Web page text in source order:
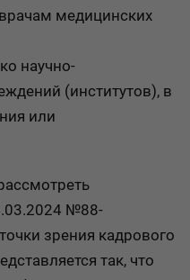
медицинских
научно-
(институтов), в
или
№88-
зрения кадрового
так, что